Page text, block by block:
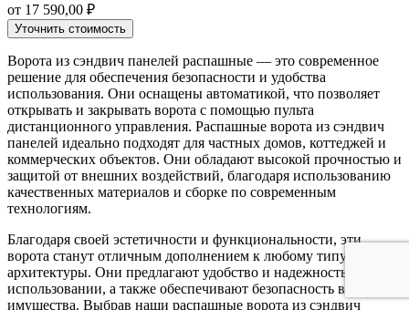
от 17 590,00 ₽
Уточнить стоимость
Ворота из сэндвич панелей распашные — это современное
решение для обеспечения безопасности и удобства
использования. Они оснащены автоматикой, что позволяет
открывать и закрывать ворота с помощью пульта
дистанционного управления. Распашные ворота из сэндвич
панелей идеально подходят для частных домов, коттеджей и
коммерческих объектов. Они обладают высокой прочностью и
защитой от внешних воздействий, благодаря использованию
качественных материалов и сборке по современным
технологиям.
Благодаря своей эстетичности и функциональности, эти
ворота станут отличным дополнением к любому типу
архитектуры. Они предлагают удобство и надежность в
использовании, а также обеспечивают безопасность вашего
имущества. Выбрав наши распашные ворота из сэндвич